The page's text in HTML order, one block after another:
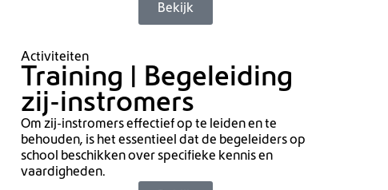
Bekijk
Activiteiten
Training | Begeleiding
zij-instromers
Om zij-instromers effectief op te leiden en te
behouden, is het essentieel dat de begeleiders op
school beschikken over specifieke kennis en
vaardigheden.